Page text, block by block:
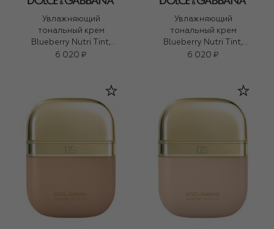
Увлажняющий
тональный крем
Blueberry Nutri Tint,
оттенок 21W Medium
6 020 ₽
Увлажняющий
тональный крем
Blueberry Nutri Tint,
оттенок 11W Light
6 020 ₽